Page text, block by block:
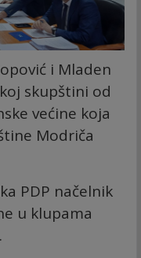
i Mladen
skupštini od
većine koja
Modriča
PDP načelnik
u klupama